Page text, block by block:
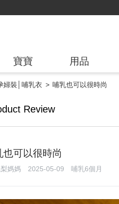
寶寶 用品
婦裝│哺乳衣 哺乳也可以很時尚
Review
也可以很時尚
梨媽媽 2025-05-09 哺乳6個月